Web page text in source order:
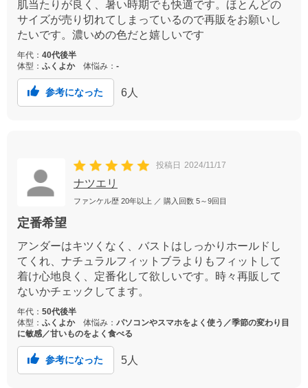
肌当たりが良く、暑い時期でも快適です。ほとんどの
サイズが売り切れてしまっているので再販をお願いし
たいです。濃いめの色だと嬉しいです
年代： 40代後半
体型： ふくよか体悩み： -
参考になった 6 人
投稿日 2024/11/17
ナツエリ
ファンケル歴 20年以上 ／ 購入回数 5～9回目
定番希望
アンダーはキツくなく、バストはしっかりホールドし
てくれ、ナチュラルフィットブラよりもフィットして
着け心地良く、定番化して欲しいです。時々再販して
ないかチェックしてます。
年代： 50代後半
体型： ふくよか体悩み： パソコンやスマホをよく使う／季節の変わり目
に敏感／甘いものをよく食べる
参考になった 5 人